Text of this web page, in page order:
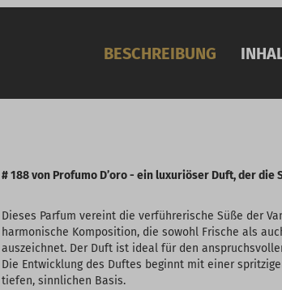
BESCHREIBUNG
# 188 von Profumo D’oro - ein luxuriöser Duft, der
Dieses Parfum vereint die verführerische Süße der
harmonische Komposition, die sowohl Frische als
auszeichnet. Der Duft ist ideal für den
Die Entwicklung des Duftes beginnt mit einer
tiefen, sinnlichen Basis.